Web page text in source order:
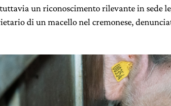
un riconoscimento rilevante in sede
di un macello nel cremonese,